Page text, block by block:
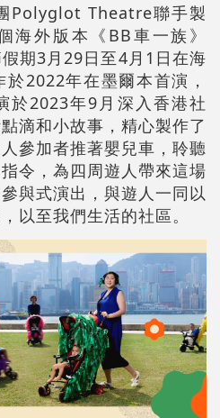
Polyglot Theatre聯手製
海外版本《BB車一族》
假期3月29日至4月1日在海
2022年在墨爾本首演，
於2023年9月深入香港社
滴和小故事，精心製作了
參加者推著嬰兒車，聆聽
令，為四周遊人帶來這場
與式演出，與遊人一同以
以至我們生活的社區。